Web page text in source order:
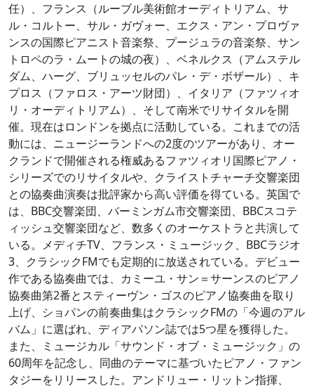
任）、フランス（ルーブル美術館オーディトリアム、サ
ル・コルトー、サル・ガヴォー、エクス・アン・プロヴァ
ンスの国際ピアニスト音楽祭、プージュラの音楽祭、サン
トロペのラ・ムートの城の夜）、ベネルクス（アムステル
ダム、ハーグ、ブリュッセルのパレ・デ・ボザール）、キ
プロス（ファロス・アーツ財団）、イタリア（ファツィオ
リ・オーディトリアム）、そして南米でリサイタルを開
催。現在はロンドンを拠点に活動している。これまでの活
動には、ニュージーランドへの2度のツアーがあり、オー
クランドで開催される権威あるファツィオリ国際ピアノ・
シリーズでのリサイタルや、クライストチャーチ交響楽団
との協奏曲演奏は批評家から高い評価を得ている。英国で
は、BBC交響楽団、バーミンガム市交響楽団、BBCスコテ
ィッシュ交響楽団など、数多くのオーケストラと共演して
いる。メディチTV、フランス・ミュージック、BBCラジオ
3、クラシックFMでも定期的に放送されている。デビュー
作である協奏曲では、カミーユ・サン＝サーンスのピアノ
協奏曲第2番とスティーヴン・ゴスのピアノ協奏曲を取り
上げ、ショパンの前奏曲集はクラシックFMの「今週のアル
バム」に選ばれ、ディアパソン誌では5つ星を獲得した。
また、ミュージカル「サウンド・オブ・ミュージック」の
60周年を記念し、同曲のテーマに基づいたピアノ・ファン
タジーをリリースした。アンドリュー・リットン指揮、